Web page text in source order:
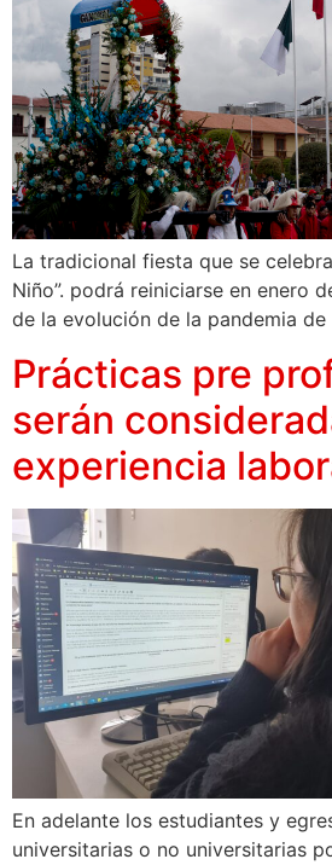
La tradicional fiesta que se
Niño”. podrá reiniciarse en enero
de la evolución de la pandemia
Prácticas pre
serán
experiencia
En adelante los estudiantes y
universitarias o no universitarias